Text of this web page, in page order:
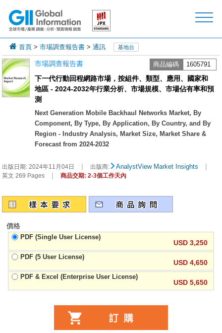
首頁 >市場調查報告書 >通訊 基地台
市場調查報告書 商品編碼 1605791
下一代行動回程網路市場，按組件、類型、應用、國家和
地區 - 2024-2032年行業分析、市場規模、市場佔有率和預
測
Next Generation Mobile Backhaul Networks Market, By
Component, By Type, By Application, By Country, and By
Region - Industry Analysis, Market Size, Market Share &
Forecast from 2024-2032
出版日期:2024年11月04日 | 出版商: AnalystView Market Insights |
英文 269 Pages | 商品交期: 2-3個工作天內
價格
PDF (Single User License)
USD 3,250
PDF (5 User License)
USD 4,650
PDF & Excel (Enterprise User License)
USD 5,650